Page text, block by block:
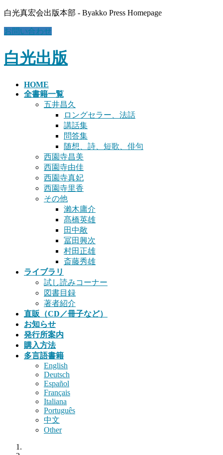
コ
テ
ツ
に
ナ
ゲ
シ
ョ
白光真宏会出版本部 - Byakko Press Homepage
お問い合わせ
白光出版
HOME
全書籍一覧
五井昌久
ロングセラー、法話
講話集
問答集
随想、詩、短歌、俳句
西園寺昌美
西園寺由佳
西園寺真妃
西園寺里香
その他
瀨木庸介
髙橋英雄
田中敞
冨田興次
村田正雄
斎藤秀雄
ライブラリ
試し読みコーナー
図書目録
著者紹介
直販（CD／冊子など）
お知らせ
発行所案内
購入方法
多言語書籍
English
Deutsch
Español
Français
Italiana
Português
中文
Other